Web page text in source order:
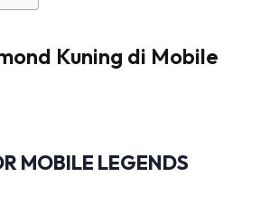
Kuning di Mobile
MOBILE LEGENDS